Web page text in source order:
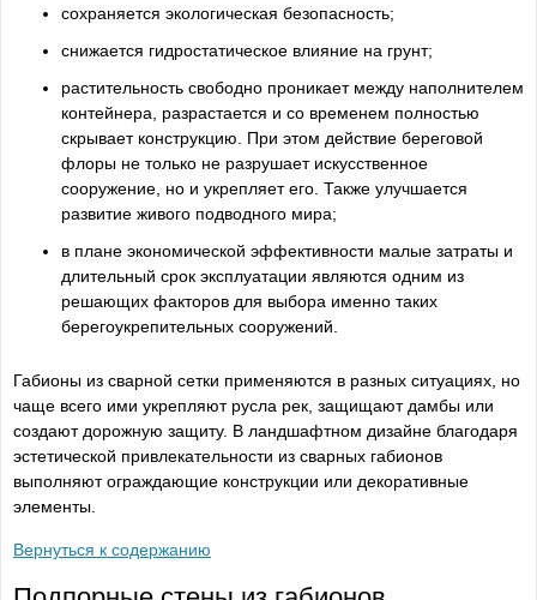
сохраняется экологическая безопасность;
снижается гидростатическое влияние на грунт;
растительность свободно проникает между наполнителем
контейнера, разрастается и со временем полностью
скрывает конструкцию. При этом действие береговой
флоры не только не разрушает искусственное
сооружение, но и укрепляет его. Также улучшается
развитие живого подводного мира;
в плане экономической эффективности малые затраты и
длительный срок эксплуатации являются одним из
решающих факторов для выбора именно таких
берегоукрепительных сооружений.
Габионы из сварной сетки применяются в разных ситуациях, но
чаще всего ими укрепляют русла рек, защищают дамбы или
создают дорожную защиту. В ландшафтном дизайне благодаря
эстетической привлекательности из сварных габионов
выполняют ограждающие конструкции или декоративные
элементы.
Вернуться к содержанию